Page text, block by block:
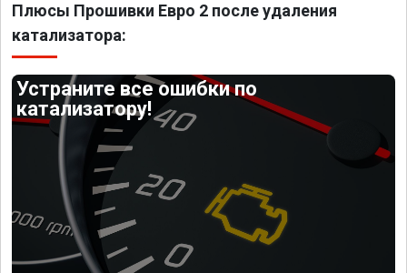
Плюсы Прошивки Евро 2 после удаления
катализатора:
Устраните все ошибки по
катализатору!